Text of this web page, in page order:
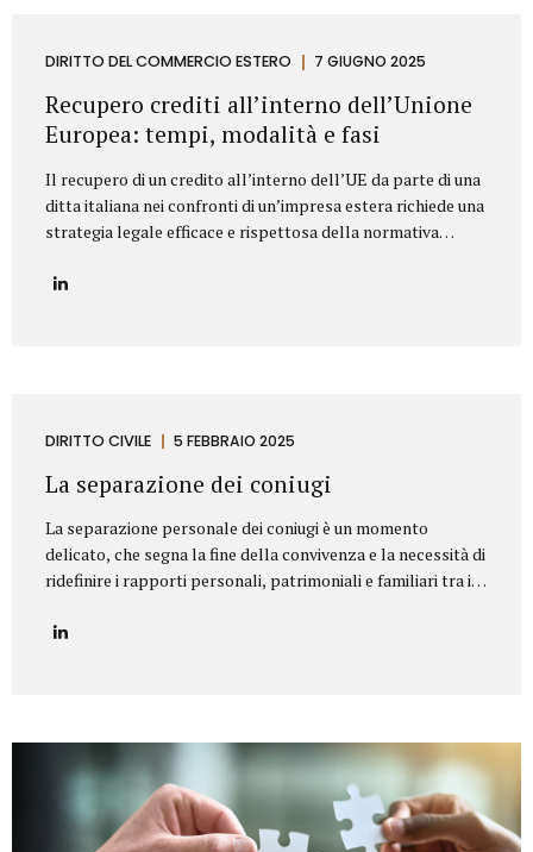
Contract. Oggetto del contratto: chiarezza e dettaglio
preciso e puntuale....
DIRITTO DEL COMMERCIO ESTERO 7 GIUGNO 2025
Recupero crediti all’interno dell’Unione
Europea: tempi, modalità e fasi
Il recupero di un credito all’interno dell’UE da parte di una
ditta italiana nei confronti di un’impresa estera richiede una
strategia legale efficace e rispettosa della normativa
assistenza completa per tutelare i diritti delle imprese
degli interessi maturati e dell’intenzione di agire
spesso risolutiva, mira a evitare...
DIRITTO CIVILE 5 FEBBRAIO 2025
La separazione dei coniugi
La separazione personale dei coniugi è un momento
delicato, che segna la fine della convivenza e la necessità di
ridefinire i rapporti personali, patrimoniali e familiari tra i
assistenza completa e personalizzata in tutte le tipologie
supporto legale e umano per giungere a soluzioni
equilibrate e sostenibili. In particolare, ci occupiamo di:
Consulenza preliminare per comprendere la situazione
familiare e individuare la procedura più adatta...